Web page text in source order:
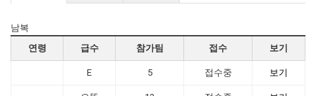
남복
연령
급수 참가팀 접수 보기
E 5 접수중 보기